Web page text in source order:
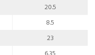
20.5
8.5
23